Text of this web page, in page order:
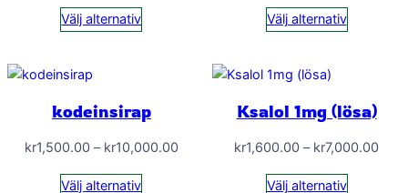
Välj alternativ Välj alternativ
kodeinsirap
kr1,500.00 – kr10,000.00Prisintervall:
Välj alternativ
Ksalol 1mg (lösa)
kr1,600.00 – kr7,000.00
Välj alternativ